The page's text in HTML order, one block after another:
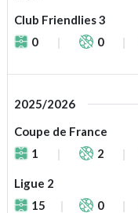
Club Friendlies 3
0
0
2025/2026
Coupe de France
1
2
Ligue 2
15
0